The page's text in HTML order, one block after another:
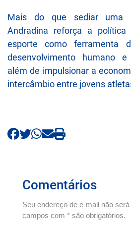
Mais do que sediar uma
Andradina reforça a
esporte como ferramenta
desenvolvimento humano
além de impulsionar a
intercâmbio entre jovens
Comentários
Seu endereço de e-mail não
campos com * são obrigatórios.